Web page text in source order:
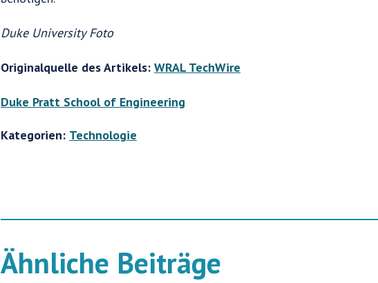
Duke University Foto
Originalquelle des Artikels: WRAL TechWire
Duke Pratt School of Engineering
Kategorien: Technologie
Ähnliche Beiträge